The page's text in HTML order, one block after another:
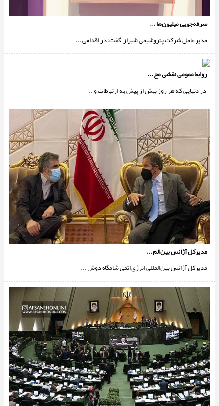
صرفه‌جویی میلیون‌ها ...
مدیر عامل شرکت پتروشیمی شیراز گفت: در اقدامی ...
روابط عمومی نقشی مح ...
در دنیایی که هر روز بیش از پیش به ارتباطات و ...
مدیرکل آژانس بین‌الم ...
مدیرکل آژانس بین‌المللی انرژی اتمی شامگاه دوش ...